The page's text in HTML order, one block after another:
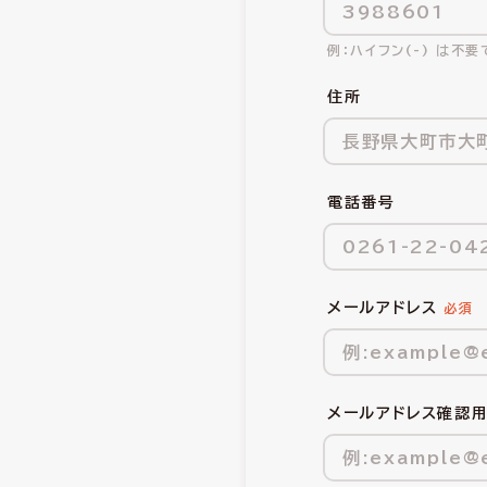
ハイフン(-) は不要
住所
電話番号
メールアドレス
メールアドレス確認